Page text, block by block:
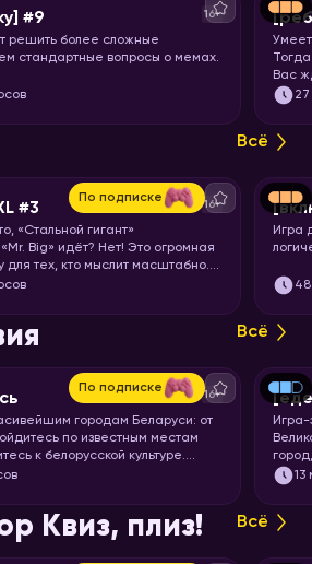
#9 16+
решить более сложные
стандартные вопросы о мемах.
Вас
27
Всё
По подписке
#3 16+
«Стальной гигант»
Big» идёт? Нет! Это огромная
для тех, кто мыслит масштабно.
песен, клипов, отрывков из
хоум!
Игра
48
Всё
По подписке 16+
городам Беларуси: от
по известным местам
к белорусской культуре.
Игра-
13
Квиз, плиз! Всё